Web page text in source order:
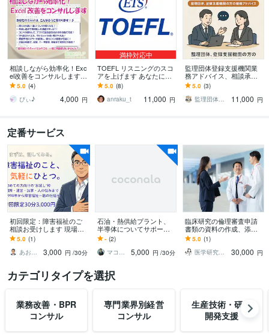
相談しながら効率化！Exc
el改善をコンサルします
～普段使いのExcelだから
こそ、一緒に問題解決し
ませんか～
5.0 (4)
ぴぃ♪
4,000 円
満枠対応中
TOEFL リスニングのスコ
アを上げます あなたに向
かって話しかけられた言
葉だけが、脳に届く。
5.0 (8)
anraku_t
11,000 円
監理団体登録支援機関業
務アドバイス、相談承り
ます 監理団体、登録支援
機関の方の業務アドバイ
ス、相談対応
5.0 (3)
監理団体登録支援機関業務サポート
11,000 円
定番サービス
初回限定：障害福祉のご
相談お受けします 現場も
経営層も経験した社福士
が、実務目線でお答えし
ます
5.0 (1)
あおさん｜障害福祉27年×社福士
3,000 円 /30分
石油・熱供給プラント、
半導体についてサポート
します 業務経験豊富なプ
ロが、現場のリアルを余
すことなくお伝えします
- (2)
マコト＠実務ベースのビジネスアドバイザー
5,000 円 /30分
臨床研究の倫理審査申請
書類の資料の作成、添削
します がん研究歴20年の
臨床研究コンサルタント
5.0 (1)
医学研究倫理コンサル
30,000 円
カテゴリタイプを選択
業務改善・BPR
コンサル
専門業界別経営
コンサル
生産技術・研究
開発支援